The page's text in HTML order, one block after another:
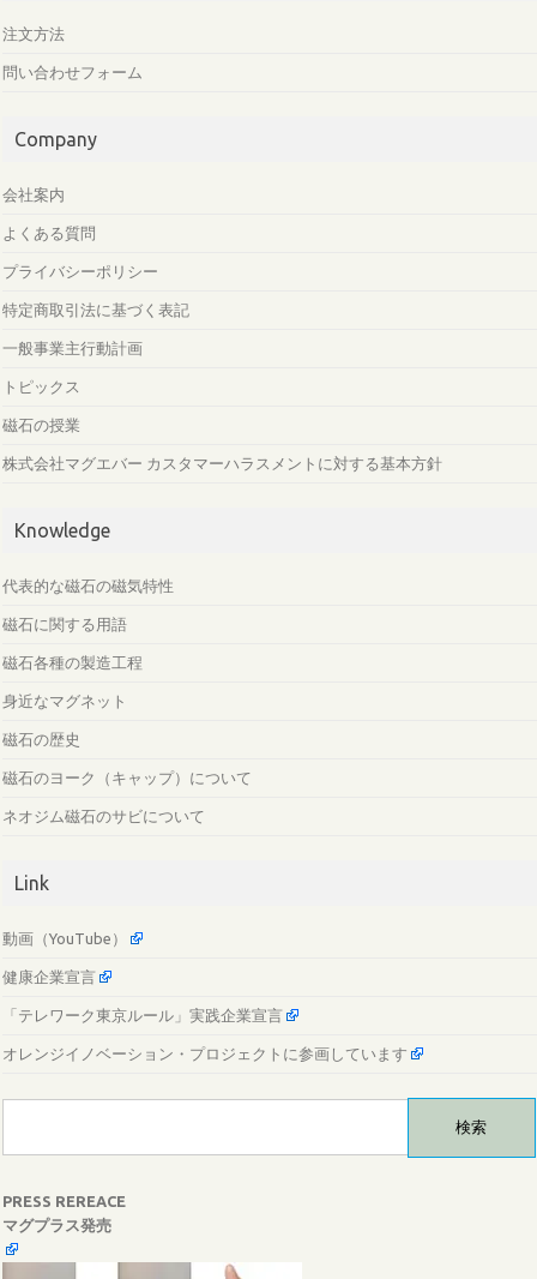
注文方法
問い合わせフォーム
Company
会社案内
よくある質問
プライバシーポリシー
特定商取引法に基づく表記
一般事業主行動計画
トピックス
磁石の授業
株式会社マグエバー カスタマーハラスメントに対する基本方針
Knowledge
代表的な磁石の磁気特性
磁石に関する用語
磁石各種の製造工程
身近なマグネット
磁石の歴史
磁石のヨーク（キャップ）について
ネオジム磁石のサビについて
Link
動画（YouTube）
健康企業宣言
「テレワーク東京ルール」実践企業宣言
オレンジイノベーション・プロジェクトに参画しています
PRESS REREACE
マグプラス発売